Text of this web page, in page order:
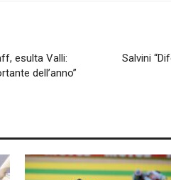
esulta Valli:
dell’anno”
Salvini